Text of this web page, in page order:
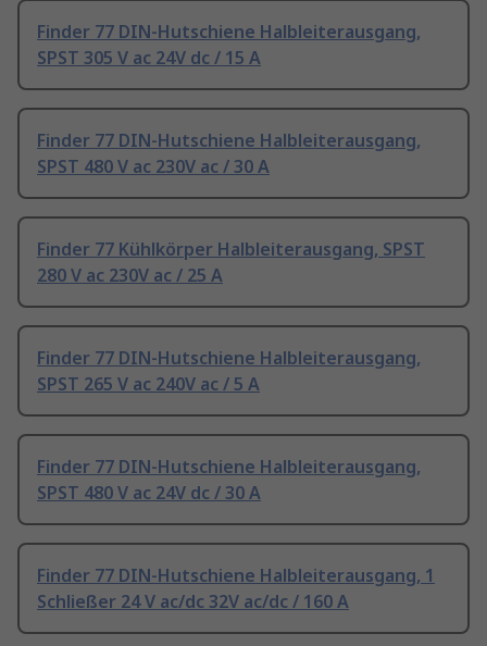
Finder 77 DIN-Hutschiene Halbleiterausgang,
SPST 305 V ac 24V dc / 15 A
Finder 77 DIN-Hutschiene Halbleiterausgang,
SPST 480 V ac 230V ac / 30 A
Finder 77 Kühlkörper Halbleiterausgang, SPST
280 V ac 230V ac / 25 A
Finder 77 DIN-Hutschiene Halbleiterausgang,
SPST 265 V ac 240V ac / 5 A
Finder 77 DIN-Hutschiene Halbleiterausgang,
SPST 480 V ac 24V dc / 30 A
Finder 77 DIN-Hutschiene Halbleiterausgang, 1
Schließer 24 V ac/dc 32V ac/dc / 160 A